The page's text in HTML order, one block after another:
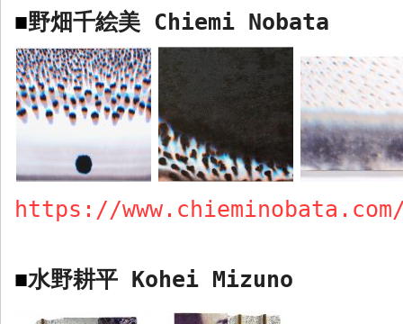
■野畑千絵美 Chiemi Nobata
https://
■水野耕平 Kohei Mizuno